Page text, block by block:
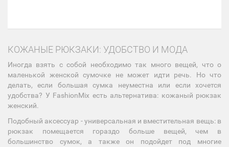
КОЖАНЫЕ РЮКЗАКИ: УДОБСТВО И МОДА
Иногда взять с собой необходимо так много вещей, что о
маленькой женской сумочке не может идти речь. Но что
делать, если большая сумка неуместна или если хочется
удобства? У FashionMix есть альтернатива: кожаный рюкзак
женский.
Подобный аксессуар - универсальная и вместительная вещь: в
рюкзак помещается гораздо больше вещей, чем в
большинство сумок, а также он подойдет под многие